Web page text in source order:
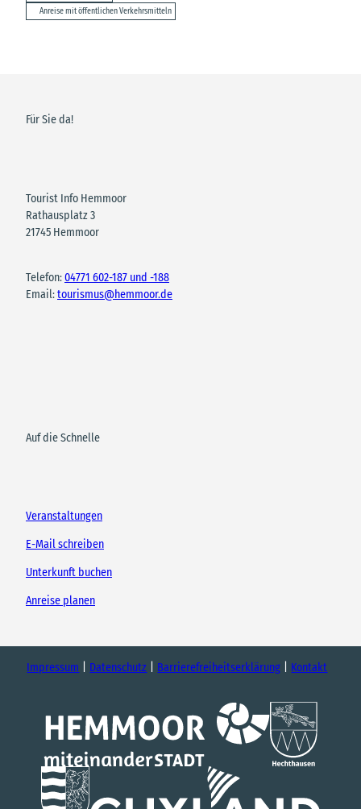
Anreise mit öffentlichen Verkehrsmitteln
Für Sie da!
Tourist Info Hemmoor
Rathausplatz 3
21745 Hemmoor
Telefon:04771 602-187 und -188
Email:tourismus@hemmoor.de
Auf die Schnelle
Veranstaltungen
E-Mail schreiben
Unterkunft buchen
Anreise planen
Impressum Datenschutz Barrierefreiheitserklärung Kontakt